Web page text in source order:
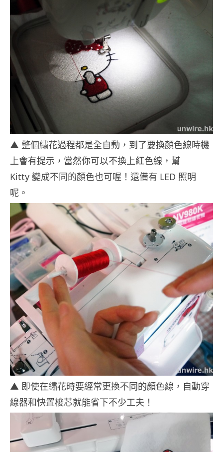
▲ 整個繡花過程都是全自動，到了要換顏色線時機
上會有提示，當然你可以不換上紅色線，幫
Kitty 變成不同的顏色也可喔！還備有 LED 照明
呢。
▲ 即使在繡花時要經常更換不同的顏色線，自動穿
線器和快置梭芯就能省下不少工夫！